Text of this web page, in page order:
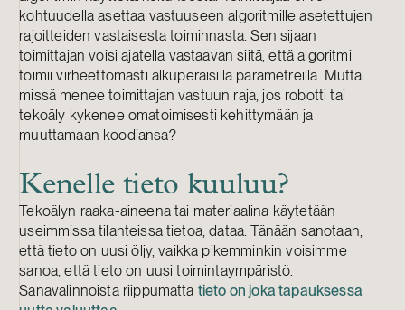
kohtuudella asettaa vastuuseen algoritmille asetettujen
rajoitteiden vastaisesta toiminnasta. Sen sijaan
toimittajan voisi ajatella vastaavan siitä, että algoritmi
toimii virheettömästi alkuperäisillä parametreilla. Mutta
missä menee toimittajan vastuun raja, jos robotti tai
tekoäly kykenee omatoimisesti kehittymään ja
muuttamaan koodiansa?
Kenelle tieto kuuluu?
Tekoälyn raaka-aineena tai materiaalina käytetään
useimmissa tilanteissa tietoa, dataa. Tänään sanotaan,
että tieto on uusi öljy, vaikka pikemminkin voisimme
sanoa, että tieto on uusi toimintaympäristö.
Sanavalinnoista riippumatta tieto on joka tapauksessa